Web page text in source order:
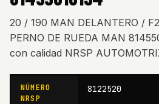
20 / 190 MAN DELANTERO /
PERNO DE RUEDA MAN
con calidad NRSP
NÚMERO
NRSP
8122520